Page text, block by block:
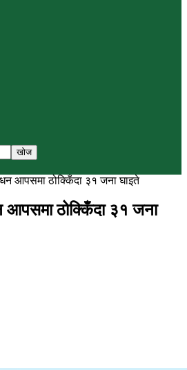
आपसमा ठोक्किँदा ३१ जना घाइते
आपसमा ठोक्किँदा ३१ जना